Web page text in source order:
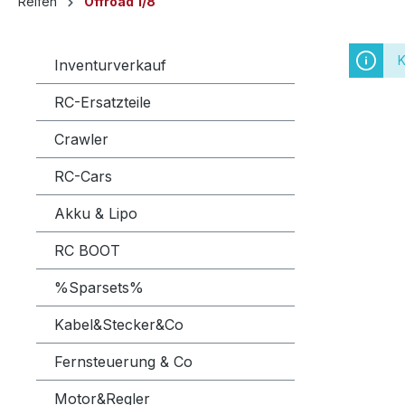
Inventurverkauf
RC-Ersatzteile
Crawler
RC-Cars
Akku & Lipo
RC BOOT
%Sparsets%
Kabel&Stecker&Co
Fernsteuerung & Co
Motor&Regler